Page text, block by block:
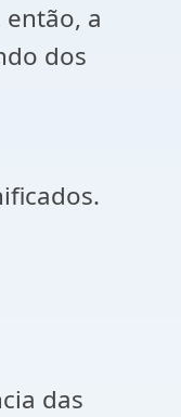
a
dos
das